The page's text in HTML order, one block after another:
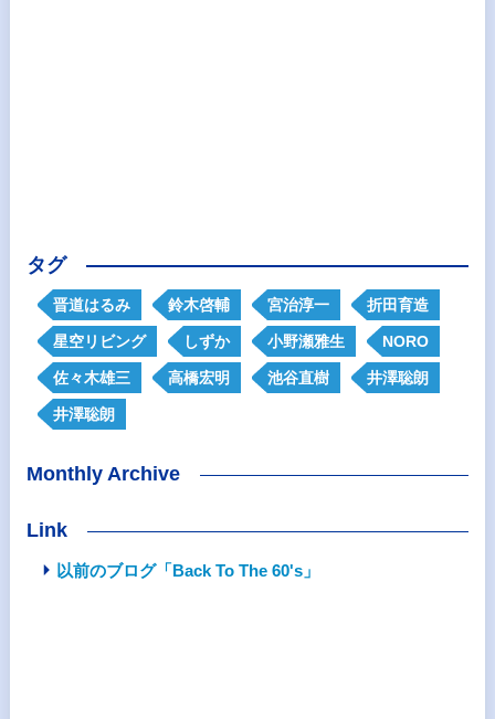
タグ
晋道はるみ 鈴木啓輔 宮治淳一 折田育造
星空リビング しずか 小野瀬雅生 NORO
佐々木雄三 高橋宏明 池谷直樹 井澤聡朗
井澤聡朗
Monthly Archive
Link
以前のブログ「Back To The 60's」